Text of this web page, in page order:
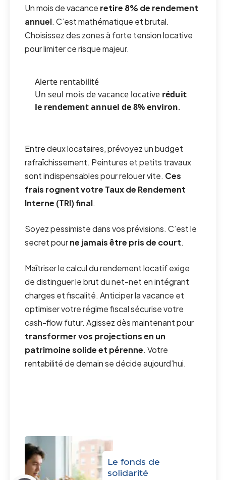
Un mois de vacance retire 8% de rendement
annuel. C’est mathématique et brutal.
Choisissez des zones à forte tension locative
pour limiter ce risque majeur.
Alerte rentabilité
Un seul mois de vacance locative réduit
le rendement annuel de 8% environ.
Entre deux locataires, prévoyez un budget
rafraîchissement. Peintures et petits travaux
sont indispensables pour relouer vite. Ces
frais rognent votre Taux de Rendement
Interne (TRI) final.
Soyez pessimiste dans vos prévisions. C’est le
secret pourne jamais être pris de court.
Maîtriser le calcul du rendement locatif exige
de distinguer le brut du net-net en intégrant
charges et fiscalité. Anticiper la vacance et
optimiser votre régime fiscal sécurise votre
cash-flow futur. Agissez dès maintenant pour
transformer vos projections en un
patrimoine solide et pérenne. Votre
rentabilité de demain se décide aujourd’hui.
Le fonds de
solidarité